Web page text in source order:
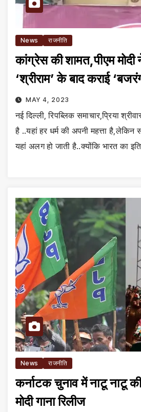
News राजनीति
कांग्रेस की शामत,पीएम
‘श्रीराम’ के बाद कराई
MAY 4, 2023
नई दिल्ली, रिपब्लिक समाचार,प्रिया
है ..यहां हर धर्म की अपनी महत्ता है,लेकिन
यहां अलग हो जाती है..क्योंकि भारत का
News राजनीति
कर्नाटक चुनाव में नाटू नाटू
मोदी गाना रिलीज